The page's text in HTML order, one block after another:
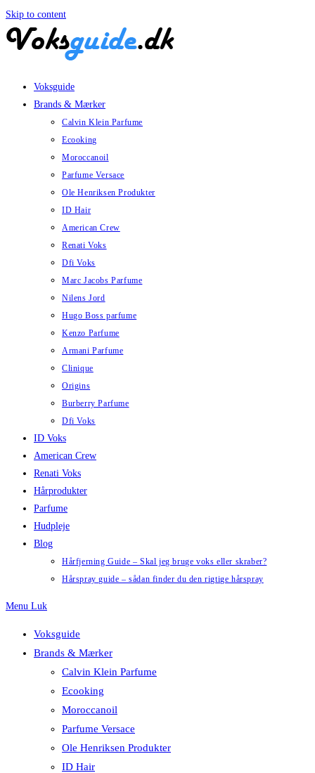
Skip to content
Voksguide
Brands & Mærker
Calvin Klein Parfume
Ecooking
Moroccanoil
Parfume Versace
Ole Henriksen Produkter
ID Hair
American Crew
Renati Voks
Dfi Voks
Marc Jacobs Parfume
Nilens Jord
Hugo Boss parfume
Kenzo Parfume
Armani Parfume
Clinique
Origins
Burberry Parfume
Dfi Voks
ID Voks
American Crew
Renati Voks
Hårprodukter
Parfume
Hudpleje
Blog
Hårfjerning Guide – Skal jeg bruge voks eller skraber?
Hårspray guide – sådan finder du den rigtige hårspray
Menu Luk
Voksguide
Brands & Mærker
Calvin Klein Parfume
Ecooking
Moroccanoil
Parfume Versace
Ole Henriksen Produkter
ID Hair